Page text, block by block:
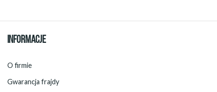
INFORMACJE
O firmie
Gwarancja frajdy